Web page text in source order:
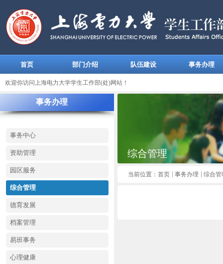
首页 部门介绍 队伍建设 事务办理
欢迎你访问上海电力大学学生工作部(处)网站！
事务办理
事务中心
资助管理
园区服务
综合管理
德育发展
档案管理
易班事务
心理健康
综合管理
当前位置： 首页 事务办理 综合管